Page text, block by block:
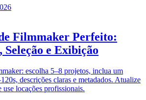
Filmmaker Perfeito:
e Exibição
escolha 5–8 projetos, inclua um
descrições claras e metadados. Atualize
use locações profissionais.